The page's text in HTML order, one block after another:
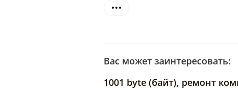
Вас может заинтересовать:
1001 byte (байт), ремонт